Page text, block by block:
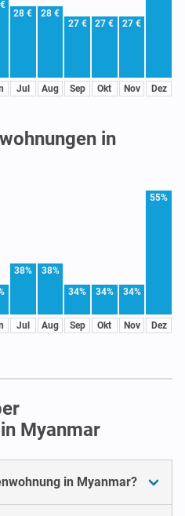
28 €
Jul
28 €
Aug
27 €
Sep
27 €
Okt
27 €
Nov Dez
in
38%
Jul
38%
Aug
34%
Sep
34%
Okt
34%
Nov
55%
Dez
Myanmar
in Myanmar?